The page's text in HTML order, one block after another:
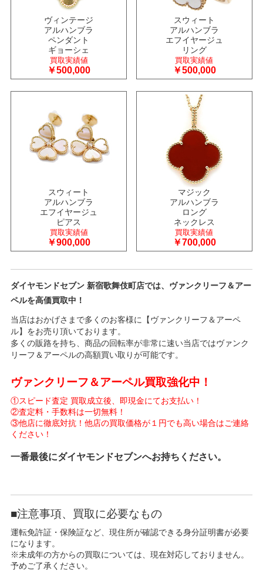
ヴィンテージ
アルハンブラ
ペンダント
ギョーシェ
買取実績値
￥500,000
スウィート
アルハンブラ
エフイヤージュ
リング
買取実績値
￥500,000
スウィート
アルハンブラ
エフイヤージュ
ピアス
買取実績値
￥900,000
マジック
アルハンブラ
ロング
ネックレス
買取実績値
￥700,000
ダイヤモンドセブン 新宿歌舞伎町店では、ヴァンクリーフ＆アー
ペルを高価買取中！
当店はおかげさまで多くのお客様に【ヴァンクリーフ＆アーペ
ル】をお売り頂いております。
多くの販路を持ち、商品の回転率が非常に速い当店ではヴァンク
リーフ＆アーペルの高額買い取りが可能です。
ヴァンクリーフ＆アーペル買取強化中！
①スピード査定 買取成立後、即現金にてお支払い！
②査定料・手数料は一切無料！
③他店に徹底対抗！他店の買取価格が１円でも高い場合はご連絡
ください！
一番最後にダイヤモンドセブンへお持ちください。
■注意事項、買取に必要なもの
運転免許証・保険証など、現住所が確認できる身分証明書が必要
になります。
※未成年の方からの買取については、現在対応しておりません。
予めご了承ください。